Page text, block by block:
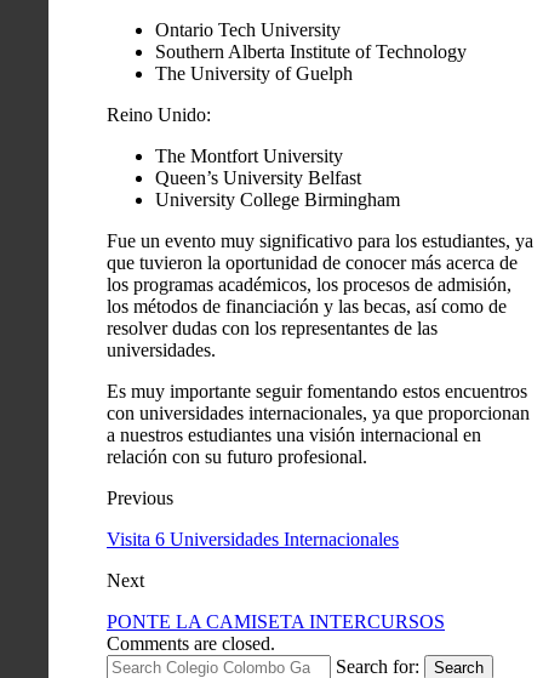
Ontario Tech University
Southern Alberta Institute of Technology
The University of Guelph
Reino Unido:
The Montfort University
Queen’s University Belfast
University College Birmingham
Fue un evento muy significativo para los estudiantes, ya
que tuvieron la oportunidad de conocer más acerca de
los programas académicos, los procesos de admisión,
los métodos de financiación y las becas, así como de
resolver dudas con los representantes de las
universidades.
Es muy importante seguir fomentando estos encuentros
con universidades internacionales, ya que proporcionan
a nuestros estudiantes una visión internacional en
relación con su futuro profesional.
Previous
Visita 6 Universidades Internacionales
Next
PONTE LA CAMISETA INTERCURSOS
Comments are closed.
Search for:
Search